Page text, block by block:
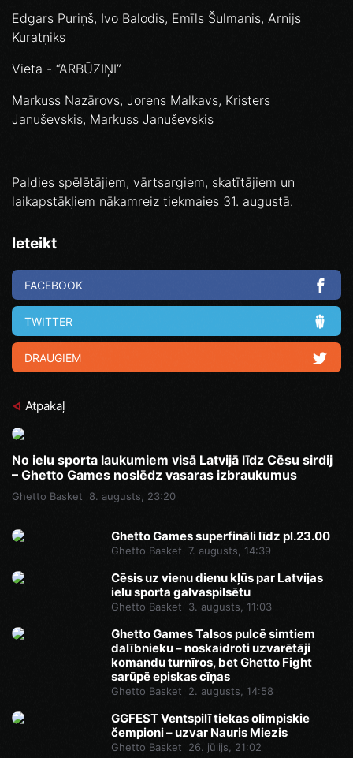
Edgars Puriņš, Ivo Balodis, Emīls Šulmanis, Arnijs
Kuratņiks
Vieta - “ARBŪZIŅI”
Markuss Nazārovs, Jorens Malkavs, Kristers
Januševskis, Markuss Januševskis
Paldies spēlētājiem, vārtsargiem, skatītājiem un
laikapstākļiem nākamreiz tiekmaies 31. augustā.
Ieteikt
FACEBOOK
TWITTER
DRAUGIEM
Atpakaļ
No ielu sporta laukumiem visā Latvijā līdz Cēsu sirdij
– Ghetto Games noslēdz vasaras izbraukumus
Ghetto Basket 8. augusts, 23:20
Ghetto Games superfināli līdz pl.23.00
Ghetto Basket 7. augusts, 14:39
Cēsis uz vienu dienu kļūs par Latvijas
ielu sporta galvaspilsētu
Ghetto Basket 3. augusts, 11:03
Ghetto Games Talsos pulcē simtiem
dalībnieku – noskaidroti uzvarētāji
komandu turnīros, bet Ghetto Fight
sarūpē episkas cīņas
Ghetto Basket 2. augusts, 14:58
GGFEST Ventspilī tiekas olimpiskie
čempioni – uzvar Nauris Miezis
Ghetto Basket 26. jūlijs, 21:02